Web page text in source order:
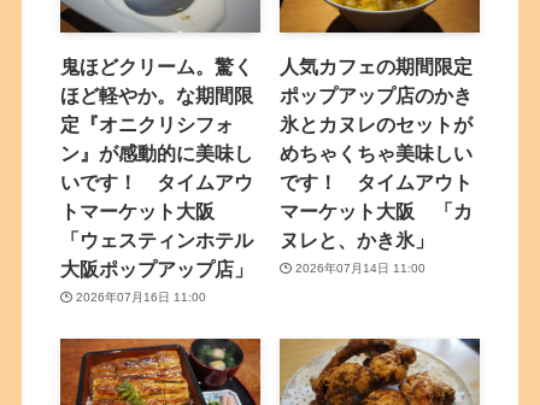
鬼ほどクリーム。驚く
ほど軽やか。な期間限
定『オニクリシフォ
ン』が感動的に美味し
いです！ タイムアウ
トマーケット大阪
「ウェスティンホテル
大阪ポップアップ店」
2026年07月16日 11:00
人気カフェの期間限定
ポップアップ店のかき
氷とカヌレのセットが
めちゃくちゃ美味しい
です！ タイムアウト
マーケット大阪 「カ
ヌレと、かき氷」
2026年07月14日 11:00